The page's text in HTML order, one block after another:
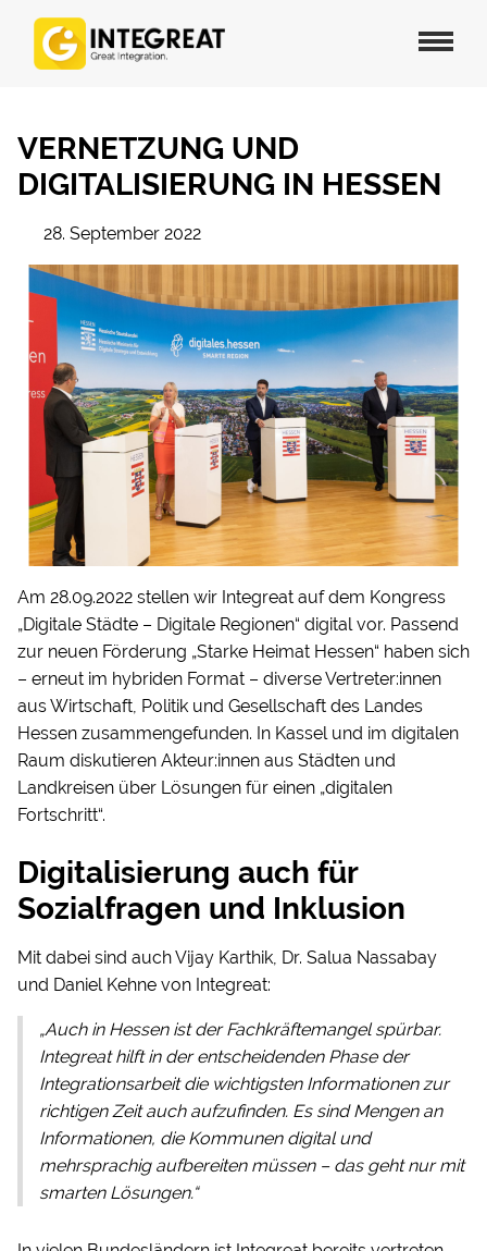
VERNETZUNG UND
DIGITALISIERUNG IN HESSEN
28. September 2022
Am 28.09.2022 stellen wir Integreat auf dem Kongress
„Digitale Städte – Digitale Regionen“ digital vor. Passend
zur neuen Förderung „Starke Heimat Hessen“ haben sich
– erneut im hybriden Format – diverse Vertreter:innen
aus Wirtschaft, Politik und Gesellschaft des Landes
Hessen zusammengefunden. In Kassel und im digitalen
Raum diskutieren Akteur:innen aus Städten und
Landkreisen über Lösungen für einen „digitalen
Fortschritt“.
Digitalisierung auch für
Sozialfragen und Inklusion
Mit dabei sind auch Vijay Karthik, Dr. Salua Nassabay
und Daniel Kehne von Integreat:
„Auch in Hessen ist der Fachkräftemangel spürbar.
Integreat hilft in der entscheidenden Phase der
Integrationsarbeit die wichtigsten Informationen zur
richtigen Zeit auch aufzufinden. Es sind Mengen an
Informationen, die Kommunen digital und
mehrsprachig aufbereiten müssen – das geht nur mit
smarten Lösungen.“